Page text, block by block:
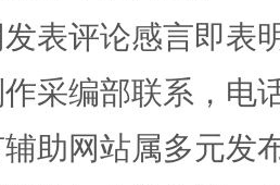
不息 一
表评论感言即表
采编部联系，电
助网站属多元发